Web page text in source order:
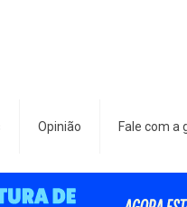
Opinião Fale com a